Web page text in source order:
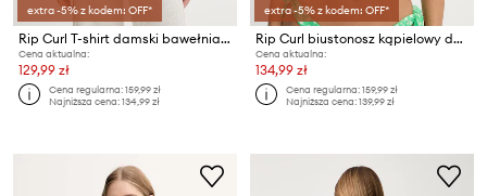
extra -5% z kodem: OFF*
Rip Curl T-shirt damski bawełniany POOLSIDE HERITAGE
Cena aktualna:
129,99 zł
Cena regularna:159,99 zł
Najniższa cena:134,99 zł
extra -5% z kodem: OFF*
Rip Curl biustonosz kąpielowy damski CROSS BACK TRI
Cena aktualna:
134,99 zł
Cena regularna:159,99 zł
Najniższa cena:139,99 zł